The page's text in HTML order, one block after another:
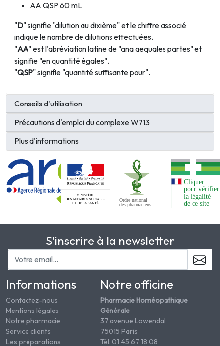
AA QSP 60 mL
"D" signifie "dilution au dixième" et le chiffre associé
indique le nombre de dilutions effectuées.
"AA" est l'abréviation latine de "ana aequales partes" et
signifie "en quantité égales".
"QSP" signifie "quantité suffisante pour".
Conseils d'utilisation
Précautions d'emploi du complexe W713
Plus d'informations
S'inscrire à la newsletter
Informations
Contactez-nous
Mentions légales
Notre pharmacie
Service clients
Les préparations
Notre officine
Pharmacie Homéopathique
Générale
37 avenue Lowendal
75015 Paris
Tél. 01 45 67 18 08